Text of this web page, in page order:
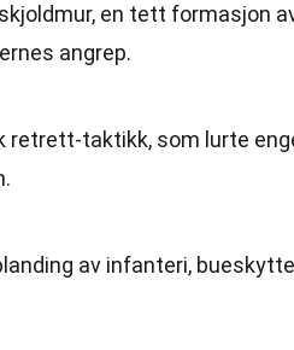
en tett formasjon
angrep.
retrett-taktikk, som lurte
av infanteri,